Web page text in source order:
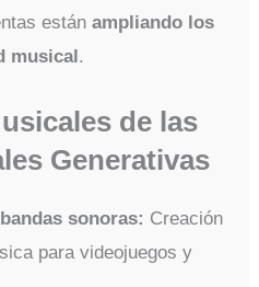
estánampliando los
musical.
de las
Generativas
sonoras: Creación
para videojuegos y